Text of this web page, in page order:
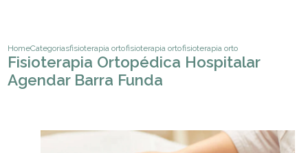
HomeCategoriasfisioterapia ortopedicafisioterapia ortopedia e traumatologia
fisioterapia ortopedica hospitalar
Fisioterapia Ortopédica Hospitalar
Agendar Barra Funda